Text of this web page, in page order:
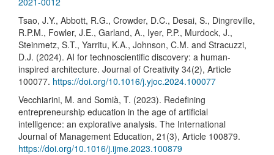
Tsao, J.Y., Abbott, R.G., Crowder, D.C., Desai, S., Dingreville,
R.P.M., Fowler, J.E., Garland, A., Iyer, P.P., Murdock, J.,
Steinmetz, S.T., Yarritu, K.A., Johnson, C.M. and Stracuzzi,
D.J. (2024). AI for technoscientific discovery: a human-
inspired architecture. Journal of Creativity 34(2), Article
100077. https://doi.org/10.1016/j.yjoc.2024.100077
Vecchiarini, M. and Somià, T. (2023). Redefining
entrepreneurship education in the age of artificial
intelligence: an explorative analysis. The International
Journal of Management Education, 21(3), Article 100879.
https://doi.org/10.1016/j.ijme.2023.100879